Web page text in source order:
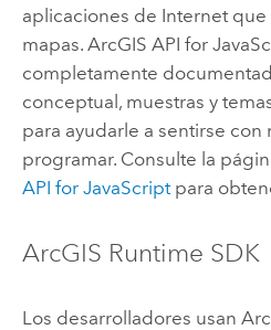
aplicaciones de Internet
mapas. ArcGIS API for
completamente
conceptual, muestras y
para ayudarle a sentirse
programar. Consulte la
API for JavaScriptpara
ArcGIS Runtime SDK
Los desarrolladores usan